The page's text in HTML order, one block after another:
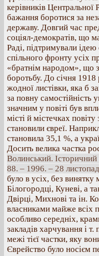
керівників Центральної
бажання боротися за
державу. Довгий час
соціял-демократів, що
Раді, підтримували ідею
спільного фронту усіх
«братнім народом», що
боротьбу. До січня 1918
жодної листівки, яка б
за повну самостійність
значним у повіті був
місті й містечках
становили євреї.
становила 35,1 %, а
Досить велика частка
Волинський.
88. – 1996. – 28
було в усіх, без
Білогородці, Куневі, а
Двірці, Михнові та ін.
власниками майже всіх
особливо середніх,
закладів харчування і т.
межі тієї частки, яку
Єврейство було носієм